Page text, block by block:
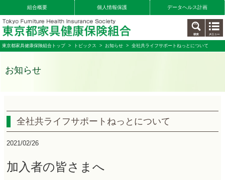
組合概要 個人情報保護 データヘルス計画
東京都家具健康保険組合トップ> トピックス > お知らせ > 全社共ライフサポートねっとについて
お知らせ
全社共ライフサポートねっとについて
2021/02/26
加入者の皆さまへ